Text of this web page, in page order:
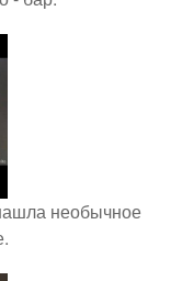
необычное